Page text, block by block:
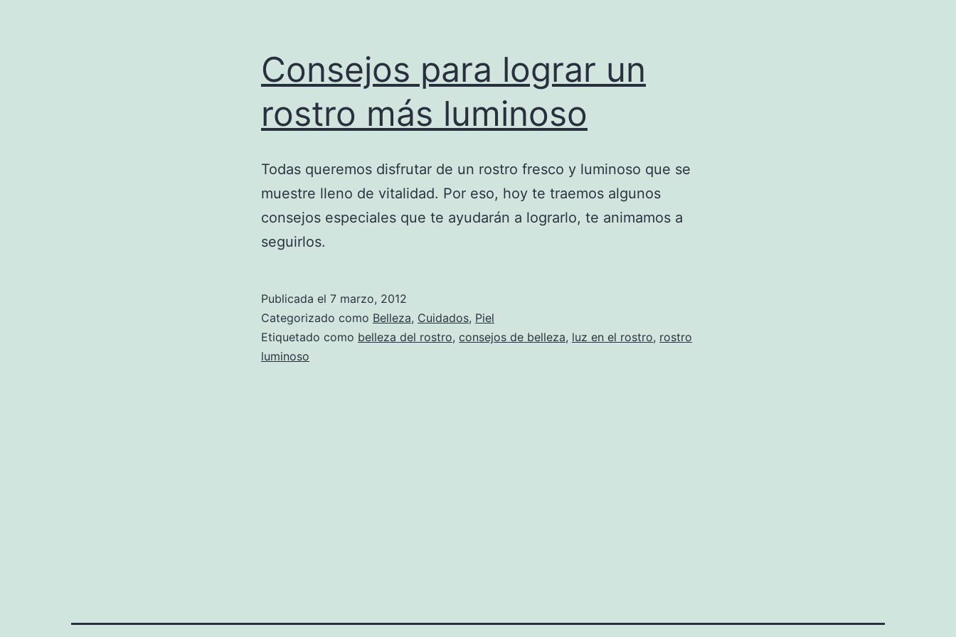
Consejos para lograr un
rostro más luminoso
Todas queremos disfrutar de un rostro fresco y luminoso que se
muestre lleno de vitalidad. Por eso, hoy te traemos algunos
consejos especiales que te ayudarán a lograrlo, te animamos a
seguirlos.
Publicada el 7 marzo, 2012
Categorizado como Belleza, Cuidados, Piel
Etiquetado como belleza del rostro, consejos de belleza, luz en el rostro, rostro
luminoso